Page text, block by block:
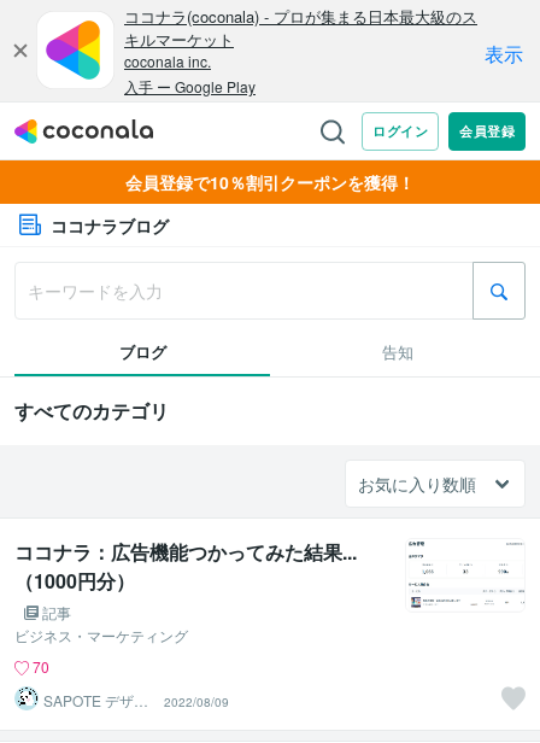
会員登録で10％割引クーポンを獲得！
ココナラブログ
ブログ 告知
すべてのカテゴリ
ココナラ：広告機能つかってみた結果...
（1000円分）
記事
ビジネス・マーケティング
70
SAPOTE デザイ
2022/08/09